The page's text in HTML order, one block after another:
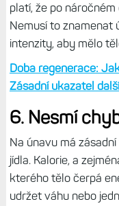
platí, že po
Nemusí to znamenat
intenzity, aby mělo
Doba regenerace:
Zásadní ukazatel
6. Nesmí
Na únavu má
jídla. Kalorie, a
kterého tělo čerpá
udržet váhu nebo